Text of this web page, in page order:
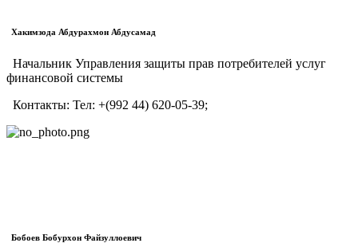
Хакимзода Абдурахмон Абдусамад
Начальник Управления защиты прав потребителей услуг
финансовой системы
Контакты: Тел: +(992 44) 620-05-39;
Бобоев Бобурхон Файзуллоевич